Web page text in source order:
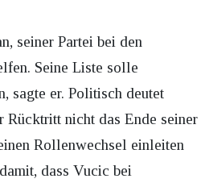
seiner Partei bei den
Seine Liste solle
sagte er. Politisch deutet
Rücktritt nicht das Ende seiner
Rollenwechsel einleiten
dass Vucic bei